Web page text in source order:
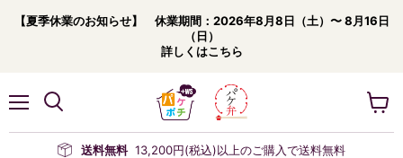
【夏季休業のお知らせ】 休業期間：2026年8月8日（土）〜 8月16日
（日）
詳しくはこちら
ニ
送料無料 13,200円(税込)以上のご購入で送料無料
ー